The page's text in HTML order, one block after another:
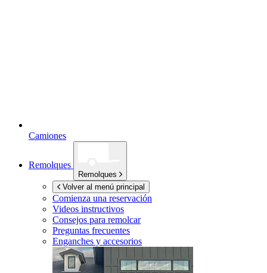
Camiones
Remolques
Remolques
Volver al menú principal
Comienza una reservación
Videos instructivos
Consejos para remolcar
Preguntas frecuentes
Enganches y accesorios